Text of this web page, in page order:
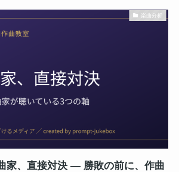
楽曲分析
家、直接対決 ― 勝敗の前に、作曲